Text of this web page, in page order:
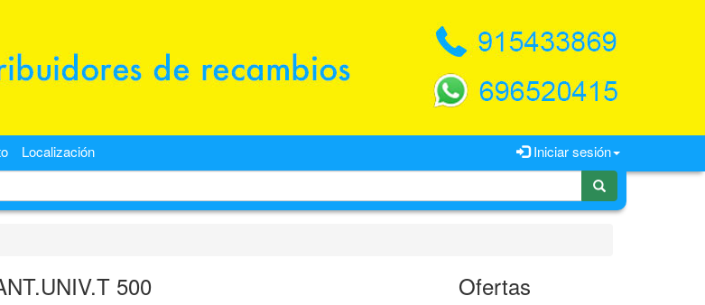
Iniciar sesión
Localización
500 Ofertas